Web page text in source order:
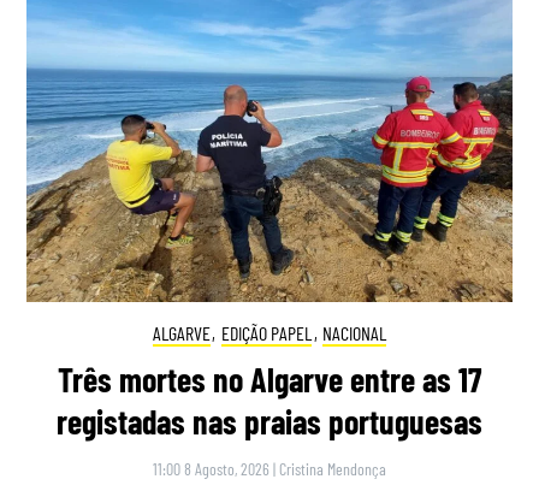
ALGARVE, EDIÇÃO PAPEL , NACIONAL
Três mortes no Algarve entre as 17
registadas nas praias portuguesas
11:00 8 Agosto, 2026 | Cristina Mendonça